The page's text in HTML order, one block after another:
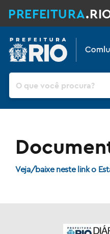
PREFEITURA
Pesquisar
Veja/baixe neste link o